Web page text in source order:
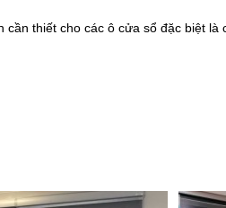
cần thiết cho các ô cửa sổ đặc biệt là